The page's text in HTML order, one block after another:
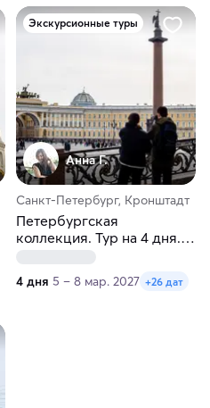
Экскурсионные туры
Анна Г.
Санкт-Петербург, Кронштадт
Петербургская
коллекция. Тур на 4 дня.
4 дня 5 – 8 мар. 2027 +26 дат